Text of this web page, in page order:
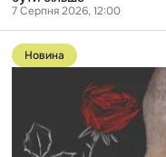
7 Серпня 2026, 12:00
Перейти
до
публікації
народження
дарував
Новина